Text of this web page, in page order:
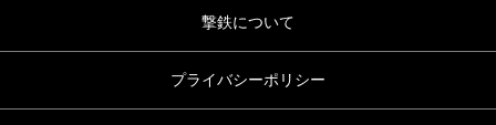
撃鉄について
プライバシーポリシー